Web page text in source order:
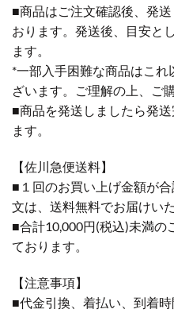
■商品はご注文確認後、発
おります。発送後、目安と
ます。
*一部入手困難な商品はこ
ざいます。ご理解の上、ご
■商品を発送しましたら発
ます。
【佐川急便送料】
■１回のお買い上げ金額が
文は、送料無料でお届けい
■合計10,000円(税込)未満の
ております。
【注意事項】
■代金引換、着払い、到着時